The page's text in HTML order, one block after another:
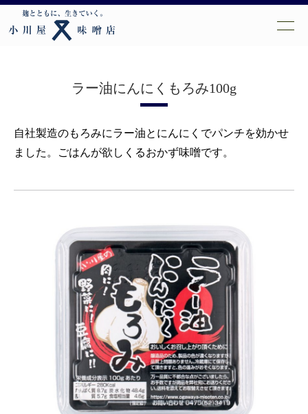
ラー油にんにくもろみ100g
自社製造のもろみにラー油とにんにくでパンチを効かせ
ました。ごはんが欲しくるおかず味噌です。